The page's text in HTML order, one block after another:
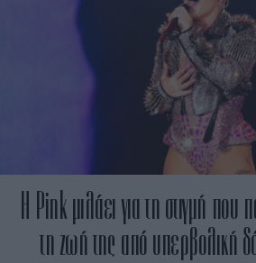
Η Pink μιλάει για τη στιγμή που
τη ζωή της από υπερβολική